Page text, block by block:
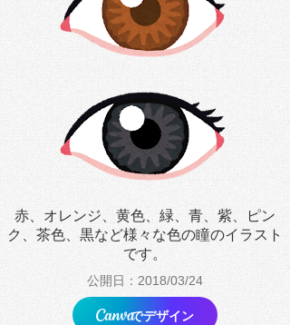
赤、オレンジ、黄色、緑、青、紫、ピン
ク、茶色、黒など様々な色の瞳のイラスト
です。
公開日：2018/03/24
でデザイン